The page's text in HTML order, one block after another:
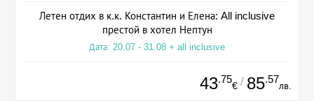
Летен отдих в к.к. Константин и Елена: All inclusive
престой в хотел Нептун
Дата: 20.07 - 31.08 + all inclusive
43.75
€ / 85.57
лв.